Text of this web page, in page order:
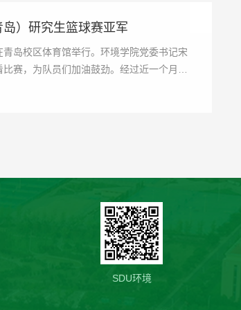
）研究生篮球赛亚军
岛校区体育馆举行。环境学院党委书记宋
赛，为队员们加油鼓劲。经过近一个月的
SDU环境